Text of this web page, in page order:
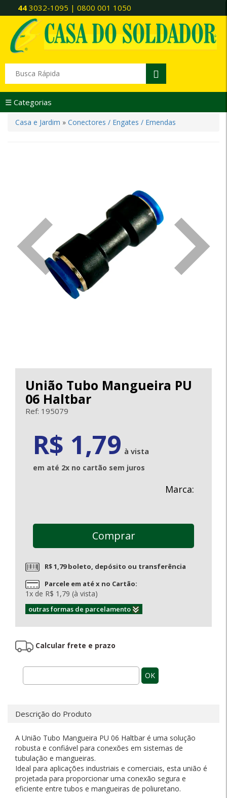
44 3032-1095 | 0800 001 1050
☰ Categorias
Casa e Jardim » Conectores / Engates / Emendas
<
União Tubo Mangueira PU
06 Haltbar
Ref: 195079
R$ 1,79 à vista
em até 2x no cartão sem juros
Marca:
Comprar
R$ 1,79 boleto, depósito ou transferência
Parcele em até x no Cartão:
1x de R$ 1,79 (à vista)
outras formas de parcelamento
Calcular frete e prazo
OK
Descrição do Produto
A União Tubo Mangueira PU 06 Haltbar é uma solução
robusta e confiável para conexões em sistemas de
tubulação e mangueiras.
Ideal para aplicações industriais e comerciais, esta união é
projetada para proporcionar uma conexão segura e
eficiente entre tubos e mangueiras de poliuretano.